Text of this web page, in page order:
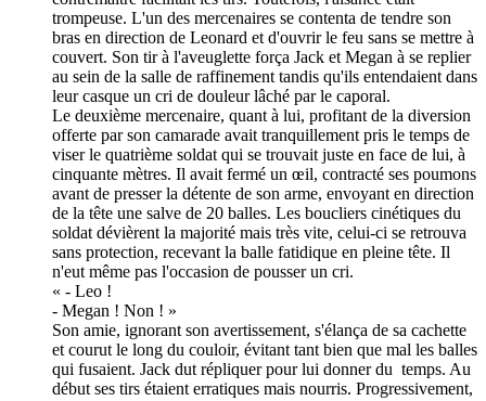
trompeuse. L'un des mercenaires se contenta de tendre son
bras en direction de Leonard et d'ouvrir le feu sans se mettre à
couvert. Son tir à l'aveuglette força Jack et Megan à se replier
au sein de la salle de raffinement tandis qu'ils entendaient dans
leur casque un cri de douleur lâché par le caporal.
Le deuxième mercenaire, quant à lui, profitant de la diversion
offerte par son camarade avait tranquillement pris le temps de
viser le quatrième soldat qui se trouvait juste en face de lui, à
cinquante mètres. Il avait fermé un œil, contracté ses poumons
avant de presser la détente de son arme, envoyant en direction
de la tête une salve de 20 balles. Les boucliers cinétiques du
soldat dévièrent la majorité mais très vite, celui-ci se retrouva
sans protection, recevant la balle fatidique en pleine tête. Il
n'eut même pas l'occasion de pousser un cri.
« - Leo !
- Megan ! Non ! »
Son amie, ignorant son avertissement, s'élança de sa cachette
et courut le long du couloir, évitant tant bien que mal les balles
qui fusaient. Jack dut répliquer pour lui donner du temps. Au
début ses tirs étaient erratiques mais nourris. Progressivement,